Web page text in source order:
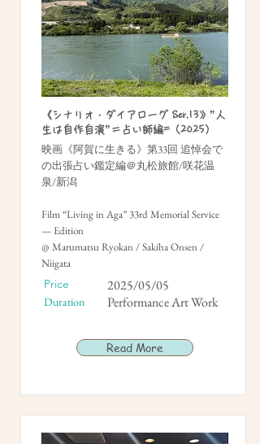
《シナリオ・ダイアローグ Ser.13》”人
生は自作自演”＝占い師編=（2025）
映画《阿賀に生きる》第33回 追悼会で
の出張占い鑑定編＠丸松旅館/咲花温
泉/新潟
Film “Living in Aga” 33rd Memorial Service
— Edition
@ Marumatsu Ryokan / Sakiha Onsen /
Niigata
Price 2025/05/05
Duration Performance Art Work
Read More